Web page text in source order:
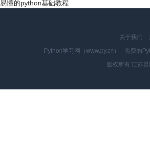
懂的python基础教程
关于我们
Python学习网（www.py.cn） - 免费的
版权所有 江苏